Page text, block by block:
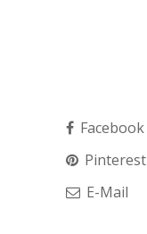
Facebook
Pinterest
E-Mail